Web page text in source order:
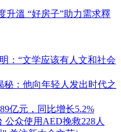
升溫 “好房子”助力需求釋
：“文学应该有人文和社会
：他向年轻人发出时代之
亿元，同比增长5.2%
公众使用AED挽救228人